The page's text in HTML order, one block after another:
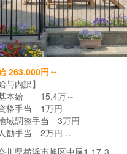
263,000円～
与内訳】
基本給 15.4万～
格手当 1万円
域調整手当 3万円
勧手当 2万円
川県横浜市旭区中尾1-17-3